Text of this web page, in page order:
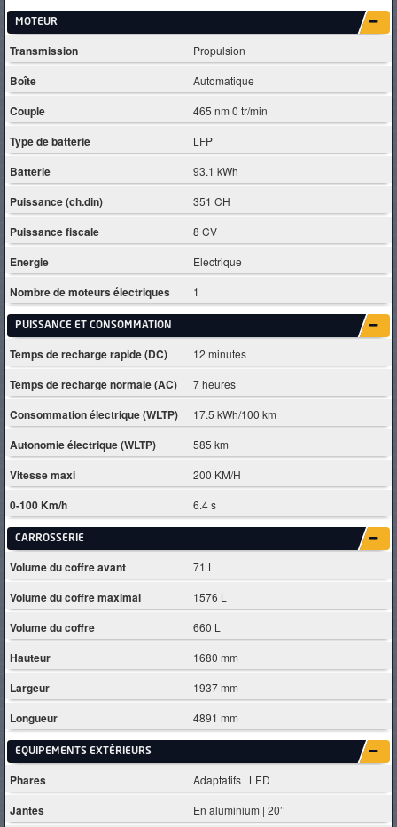
MOTEUR
Transmission Propulsion
Boîte Automatique
Couple 465 nm 0 tr/min
Type de batterie LFP
Batterie 93.1 kWh
Puissance (ch.din) 351 CH
Puissance fiscale 8 CV
Energie Electrique
Nombre de moteurs électriques 1
PUISSANCE ET CONSOMMATION
Temps de recharge rapide (DC) 12 minutes
Temps de recharge normale (AC) 7 heures
Consommation électrique (WLTP) 17.5 kWh/100 km
Autonomie électrique (WLTP) 585 km
Vitesse maxi 200 KM/H
0-100 Km/h 6.4 s
CARROSSERIE
Volume du coffre avant 71 L
Volume du coffre maximal 1576 L
Volume du coffre 660 L
Hauteur 1680 mm
Largeur 1937 mm
Longueur 4891 mm
EQUIPEMENTS EXTÈRIEURS
Phares Adaptatifs | LED
Jantes En aluminium | 20’’